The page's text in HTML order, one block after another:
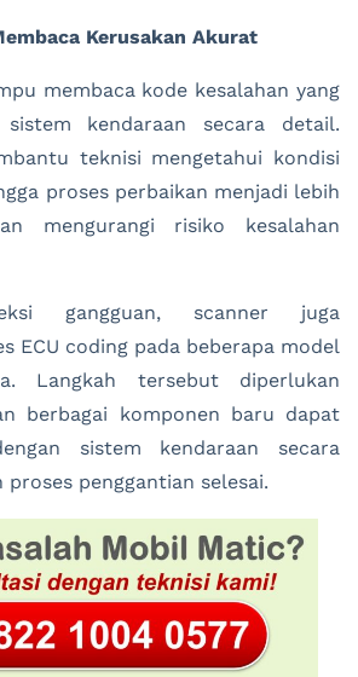
Kerusakan Akurat
membaca kode kesalahan yang
kendaraan secara detail.
teknisi mengetahui kondisi
proses perbaikan menjadi lebih
mengurangi risiko kesalahan
gangguan, scanner juga
ECU coding pada beberapa model
Langkah tersebut diperlukan
berbagai komponen baru dapat
sistem kendaraan secara
penggantian selesai.